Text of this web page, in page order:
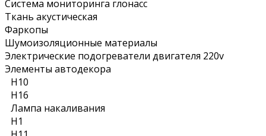
Система мониторинга глонасс
Ткань акустическая
Фаркопы
Шумоизоляционные материалы
Электрические подогреватели двигателя 220v
Элементы автодекора
H10
H16
Лампа накаливания
Н1